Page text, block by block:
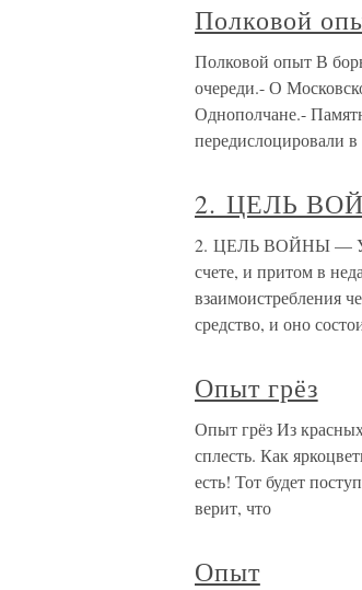
Полковой
Полковой опыт В
очереди.- О
Однополчане.-
передислоцировали в
2. ЦЕЛЬ
2. ЦЕЛЬ ВОЙНЫ —
счете, и притом в
взаимоистребления
средство, и оно
Опыт грёз
Опыт грёз Из
сплесть. Как
есть! Тот будет
верит, что
Опыт